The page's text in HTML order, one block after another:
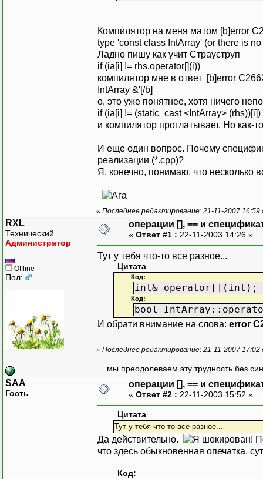
Компилятор на меня матом [b]error
type 'const class IntArray' (or there is
Ладно пишу как учит Страуструп
if (ia[i] != rhs.operator[](i))
компилятор мне в ответ [b]error
IntArray &'[/b]
о, это уже понятнее, хотя ничего
if (ia[i] != (static_cast <IntArray> (rhs))[i])
и компилятор проглатывает. Но как-
И еще один вопрос. Почему
реализации (*.cpp)?
Я, конечно, понимаю, что несколько
« Последнее редактирование: 21-11-2007 16:59
RXL
Технический
Администратор
Offline
Пол:
операции [], == и
« Ответ #1 : 22-11-2003 14:26 »
Тут у тебя что-то все разное...
Цитата
Код:
int& operator[](int);
Код:
bool
И обрати внимание на слова: error
« Последнее редактирование: 21-11-2007 17:02
... мы преодолеваем эту трудность без
SAA
Гость
операции [], == и
« Ответ #2 : 22-11-2003 15:52 »
Цитата
Тут у тебя что-то все разное...
Да действительно.
что здесь обыкновенная опечатка,
Код: